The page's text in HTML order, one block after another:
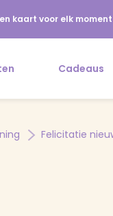
kaart voor elk moment
Cadeaus
Felicitatie